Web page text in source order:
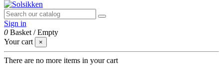
Sign in
0 Basket /Empty
Your cart
×
There are no more items in your cart